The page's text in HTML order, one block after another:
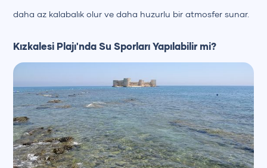
daha az kalabalık olur ve daha huzurlu bir atmosfer sunar.
Kızkalesi Plajı'nda Su Sporları Yapılabilir mi?